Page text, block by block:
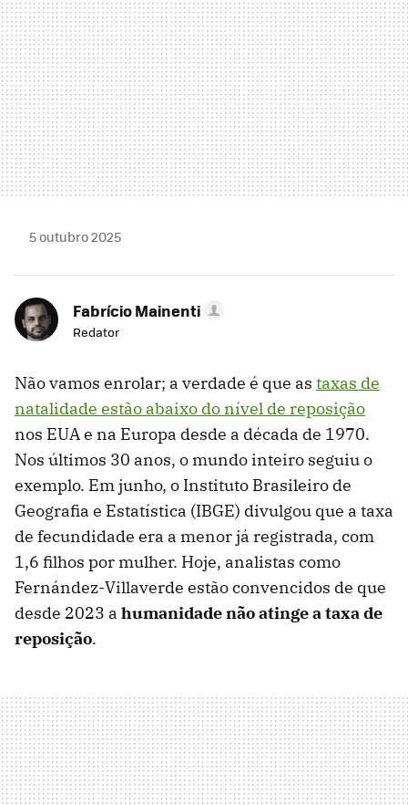
5 outubro 2025
Fabrício Mainenti
Redator
Não vamos enrolar; a verdade é que as taxas de
natalidade estão abaixo do nível de reposição
nos EUA e na Europa desde a década de 1970.
Nos últimos 30 anos, o mundo inteiro seguiu o
exemplo. Em junho, o Instituto Brasileiro de
Geografia e Estatística (IBGE) divulgou que a taxa
de fecundidade era a menor já registrada, com
1,6 filhos por mulher. Hoje, analistas como
Fernández-Villaverde estão convencidos de que
desde 2023 a humanidade não atinge a taxa de
reposição.